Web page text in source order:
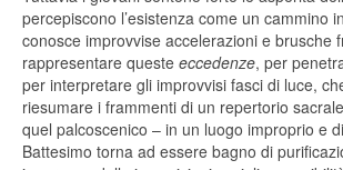
percepiscono l’esistenza come un cammino
conosce improvvise accelerazioni e brusche
rappresentare queste eccedenze, per
per interpretare gli improvvisi fasci di luce,
riesumare i frammenti di un repertorio
quel palcoscenico – in un luogo improprio e
Battesimo torna ad essere bagno di